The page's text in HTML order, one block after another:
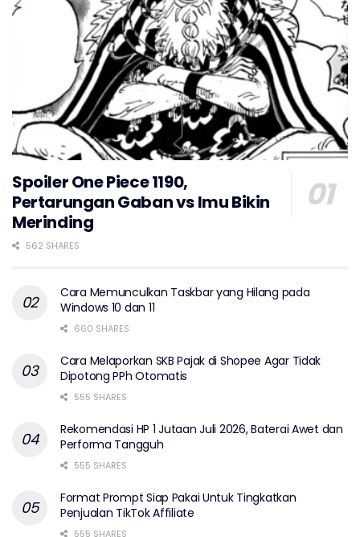
Spoiler One Piece 1190,
Pertarungan Gaban vs Imu Bikin
Merinding
562 SHARES
Cara Memunculkan Taskbar yang Hilang pada
Windows 10 dan 11
660 SHARES
Cara Melaporkan SKB Pajak di Shopee Agar Tidak
Dipotong PPh Otomatis
555 SHARES
Rekomendasi HP 1 Jutaan Juli 2026, Baterai Awet dan
Performa Tangguh
555 SHARES
Format Prompt Siap Pakai Untuk Tingkatkan
Penjualan TikTok Affiliate
555 SHARES